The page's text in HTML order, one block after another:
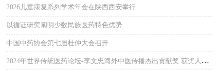
2026儿童康复系列学术年会在陕西西安举行
以循证研究阐明少数民族医药特色优势
中国中药协会第七届杜仲大会召开
2024年世界传统医药论坛-李文忠海外中医传播杰出贡献奖 获奖人员公示